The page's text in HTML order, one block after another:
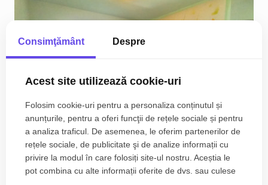
Apartament cu 2 camere de vanzare in
Consimţământ Despre
Acest site utilizează cookie-uri
Folosim cookie-uri pentru a personaliza conținutul și
anunțurile, pentru a oferi funcţii de rețele sociale și pentru
a analiza traficul. De asemenea, le oferim partenerilor de
rețele sociale, de publicitate şi de analize informații cu
privire la modul în care folosiți site-ul nostru. Aceștia le
pot combina cu alte informații oferite de dvs. sau culese